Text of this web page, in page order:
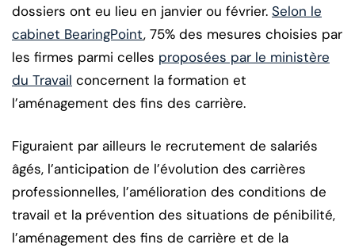
dossiers ont eu lieu en janvier ou février. Selon le
cabinet BearingPoint, 75% des mesures choisies par
les firmes parmi celles proposées par le ministère
du Travail concernent la formation et
l’aménagement des fins des carrière.
Figuraient par ailleurs le recrutement de salariés
âgés, l’anticipation de l’évolution des carrières
professionnelles, l’amé­lioration des conditions de
travail et la prévention des situations de pénibilité,
l’amé­nagement des fins de carrière et de la